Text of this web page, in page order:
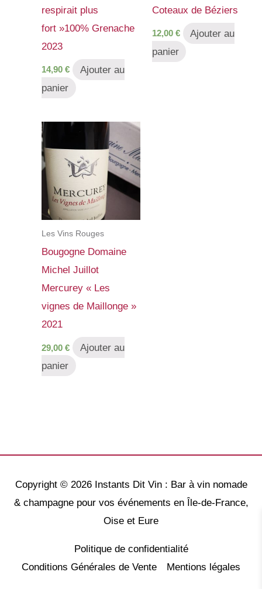
respirait plus
fort »100% Grenache
2023
14,90 €
Ajouter au
panier
Coteaux de Béziers
12,00 €
Ajouter au
panier
Les Vins Rouges
Bougogne Domaine
Michel Juillot
Mercurey « Les
vignes de Maillonge »
2021
29,00 €
Ajouter au
panier
Copyright © 2026 Instants Dit Vin : Bar à vin nomade
& champagne pour vos événements en Île-de-France,
Oise et Eure
Politique de confidentialité
Conditions Générales de Vente
Mentions légales